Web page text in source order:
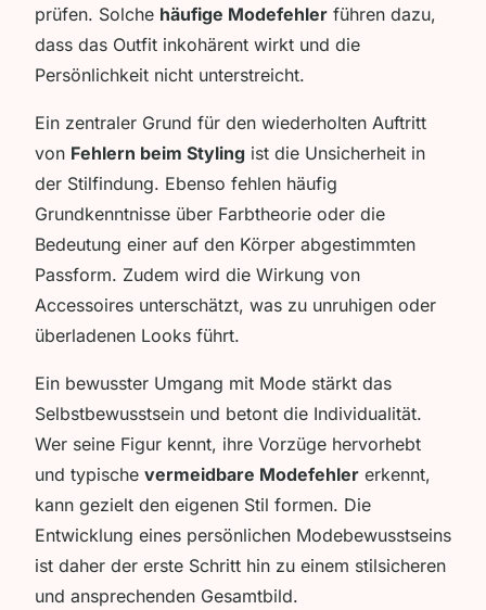
prüfen. Solche häufige Modefehler führen dazu,
dass das Outfit inkohärent wirkt und die
Persönlichkeit nicht unterstreicht.
Ein zentraler Grund für den wiederholten Auftritt
von Fehlern beim Styling ist die Unsicherheit in
der Stilfindung. Ebenso fehlen häufig
Grundkenntnisse über Farbtheorie oder die
Bedeutung einer auf den Körper abgestimmten
Passform. Zudem wird die Wirkung von
Accessoires unterschätzt, was zu unruhigen oder
überladenen Looks führt.
Ein bewusster Umgang mit Mode stärkt das
Selbstbewusstsein und betont die Individualität.
Wer seine Figur kennt, ihre Vorzüge hervorhebt
und typische vermeidbare Modefehler erkennt,
kann gezielt den eigenen Stil formen. Die
Entwicklung eines persönlichen Modebewusstseins
ist daher der erste Schritt hin zu einem stilsicheren
und ansprechenden Gesamtbild.